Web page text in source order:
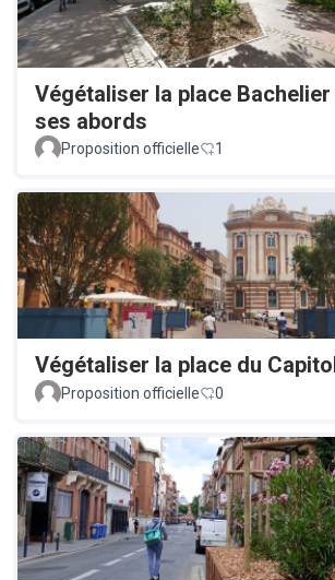
Végétaliser la place
ses abords
Proposition officielle 1
Végétaliser la place du
Proposition officielle
0